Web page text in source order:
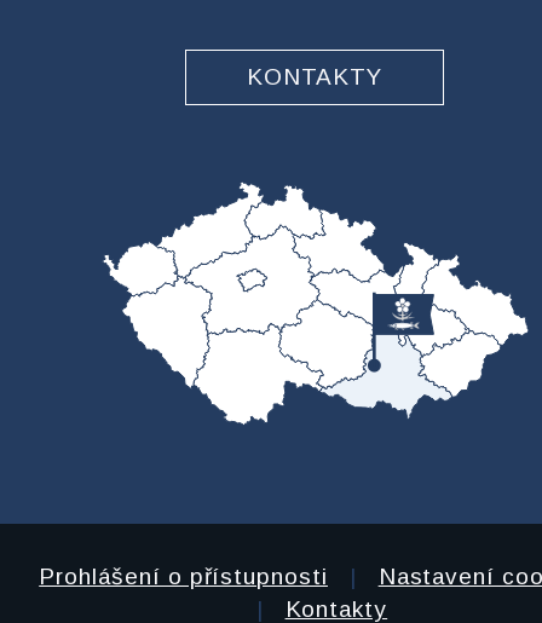
KONTAKTY
Prohlášení o přístupnosti |
Nastavení
|
Kontakty